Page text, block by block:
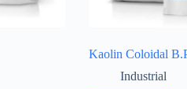
Kaolin Coloidal
Industrial